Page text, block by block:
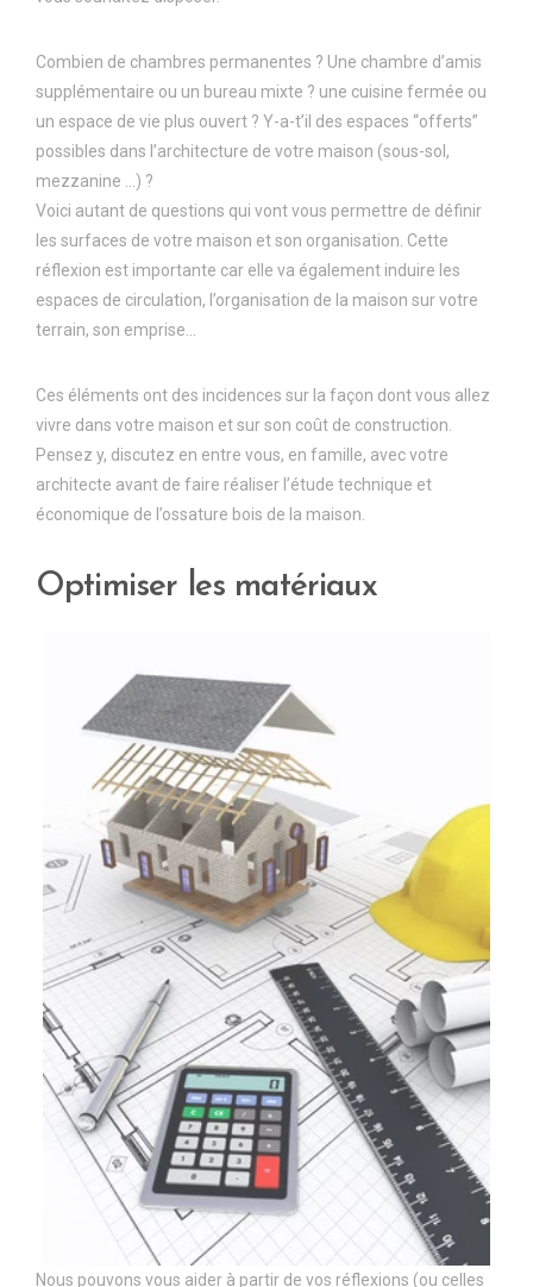
Combien de chambres permanentes ? Une chambre d’amis
supplémentaire ou un bureau mixte ? une cuisine fermée ou
un espace de vie plus ouvert ? Y-a-t’il des espaces “offerts”
possibles dans l’architecture de votre maison (sous-sol,
mezzanine …) ?
Voici autant de questions qui vont vous permettre de définir
les surfaces de votre maison et son organisation. Cette
réflexion est importante car elle va également induire les
espaces de circulation, l’organisation de la maison sur votre
terrain, son emprise…
Ces éléments ont des incidences sur la façon dont vous allez
vivre dans votre maison et sur son coût de construction.
Pensez y, discutez en entre vous, en famille, avec votre
architecte avant de faire réaliser l’étude technique et
économique de l’ossature bois de la maison.
Optimiser les matériaux
Nous pouvons vous aider à partir de vos réflexions (ou celles